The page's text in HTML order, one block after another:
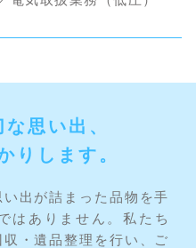
思い出、
りします。
出が詰まった品物を手
はありません。私たち
・遺品整理を行い、ご